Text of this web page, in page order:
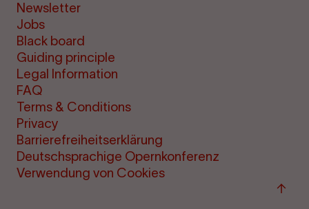
Newsletter
Jobs
Black board
Guiding principle
Legal Information
FAQ
Terms & Conditions
Privacy
Barrierefreiheitserklärung
Deutschsprachige Opernkonferenz
Verwendung von Cookies
Back